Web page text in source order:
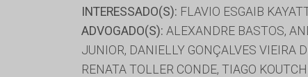
INTERESSADO(S): FLAVIO ESGAIB
ADVOGADO(S): ALEXANDRE BASTOS,
JUNIOR, DANIELLY GONÇALVES VIEIRA
RENATA TOLLER CONDE, TIAGO